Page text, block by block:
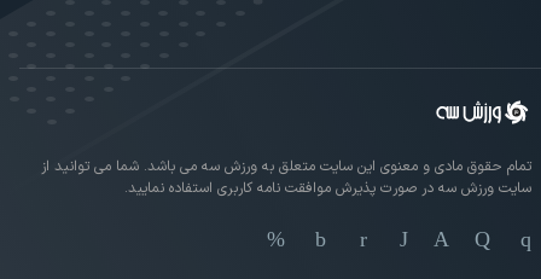
تمام حقوق مادی و معنوی این سایت متعلق به ورزش سه می باشد. شما می توانید از
سایت ورزش سه در صورت پذیرش موافقت نامه کاربری استفاده نمایید.